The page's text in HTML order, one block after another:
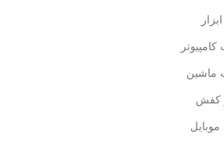
ماشین
کفش